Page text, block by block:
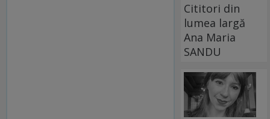
Cititori din
lumea largă
Ana Maria
SANDU